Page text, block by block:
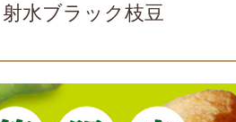
水ブラック枝豆